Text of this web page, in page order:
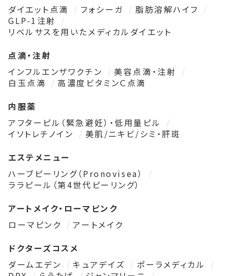
ダイエット点滴
フォシーガ
脂肪溶解ハイフ
GLP-1注射
リベルサスを用いたメディカルダイエット
点滴・注射
インフルエンザワクチン
美容点滴・注射
白玉点滴
高濃度ビタミンＣ点滴
内服薬
アフターピル（緊急避妊）・低用量ピル
イソトレチノイン
美肌/ニキビ/シミ・肝斑
エステメニュー
ハーブピーリング（Pronovisea）
ララピール（第4世代ピーリング）
アートメイク・ローマピンク
ローマピンク
アートメイク
ドクターズコスメ
ダームエデン
キュアデイズ
ポーラメディカル